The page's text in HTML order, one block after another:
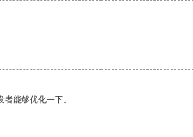
能够优化一下。